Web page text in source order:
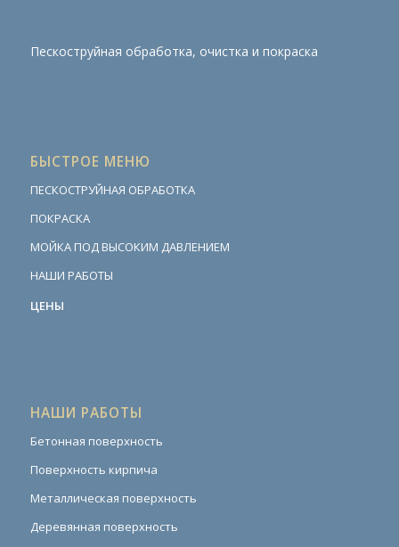
Пескоструйная обработка, очистка и покраска
БЫСТРОЕ МЕНЮ
ПЕСКОСТРУЙНАЯ ОБРАБОТКА
ПОКРАСКА
МОЙКА ПОД ВЫСОКИМ ДАВЛЕНИЕМ
НАШИ РАБОТЫ
ЦЕНЫ
НАШИ РАБОТЫ
Бетонная поверхность
Поверхность кирпича
Металлическая поверхность
Деревянная поверхность